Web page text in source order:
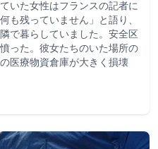
いた女性はフランスの記者に
も残っていません」と語り、
で暮らしていました。安全区
った。彼女たちのいた場所の
医療物資倉庫が大きく損壊